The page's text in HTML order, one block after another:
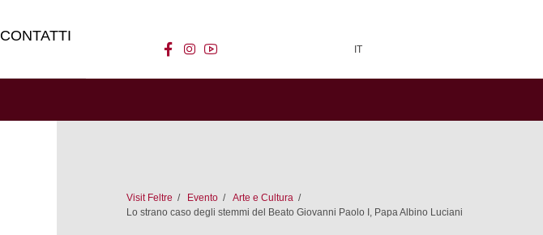
CONTATTI
facebook
instagram IT
Visit Feltre Evento
Arte e Cultura
Lo strano caso degli stemmi del Beato Giovanni Paolo I, Papa Albino Luciani